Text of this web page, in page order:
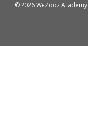
© 2026 WeZooz Academy